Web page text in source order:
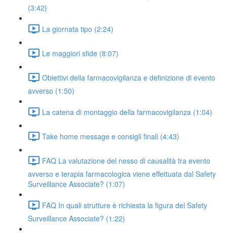
(3:42)
La giornata tipo (2:24)
Le maggiori sfide (8:07)
Obiettivi della farmacovigilanza e definizione di evento
avverso (1:50)
La catena di montaggio della farmacovigilanza (1:04)
Take home message e consigli finali (4:43)
FAQ La valutazione del nesso di causalità tra evento
avverso e terapia farmacologica viene effettuata dal Safety
Surveillance Associate? (1:07)
FAQ In quali strutture è richiesta la figura del Safety
Surveillance Associate? (1:22)